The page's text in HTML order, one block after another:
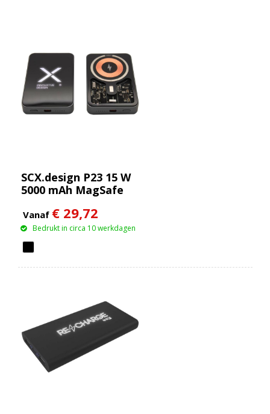
SCX.design P23 15 W
5000 mAh MagSafe
Vanaf € 29,72
Bedrukt in circa 10 werkdagen